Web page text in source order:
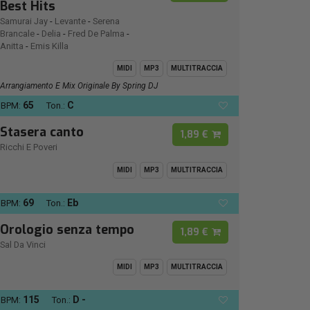
Best Hits
Samurai Jay - Levante - Serena
Brancale - Delia - Fred De Palma -
Anitta - Emis Killa
MIDI MP3 MULTITRACCIA
Arrangiamento E Mix Originale By Spring DJ
BPM: 65 Ton.: C
Stasera canto
Ricchi E Poveri
1,89 €
MIDI MP3 MULTITRACCIA
BPM: 69 Ton.: Eb
Orologio senza tempo
Sal Da Vinci
1,89 €
MIDI MP3 MULTITRACCIA
BPM: 115 Ton.: D -